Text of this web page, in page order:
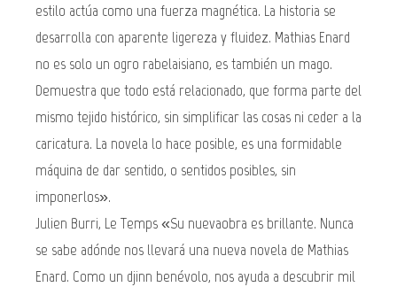
estilo actúa como una fuerza magnética. La historia se
desarrolla con aparente ligereza y fluidez. Mathias Enard
no es solo un ogro rabelaisiano, es también un mago.
Demuestra que todo está relacionado, que forma parte del
mismo tejido histórico, sin simplificar las cosas ni ceder a la
caricatura. La novela lo hace posible, es una formidable
máquina de dar sentido, o sentidos posibles, sin
imponerlos».
Julien Burri, Le Temps «Su nuevaobra es brillante. Nunca
se sabe adónde nos llevará una nueva novela de Mathias
Enard. Como un djinn benévolo, nos ayuda a descubrir mil